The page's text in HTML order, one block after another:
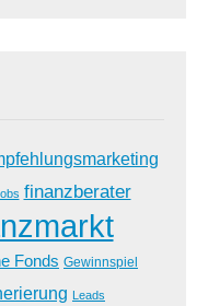
finanzberater
Fonds Gewinnspiel
Leads